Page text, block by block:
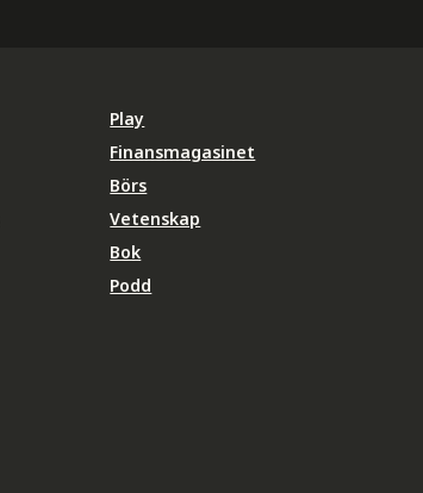
Play
Finansmagasinet
Börs
Vetenskap
Bok
Podd